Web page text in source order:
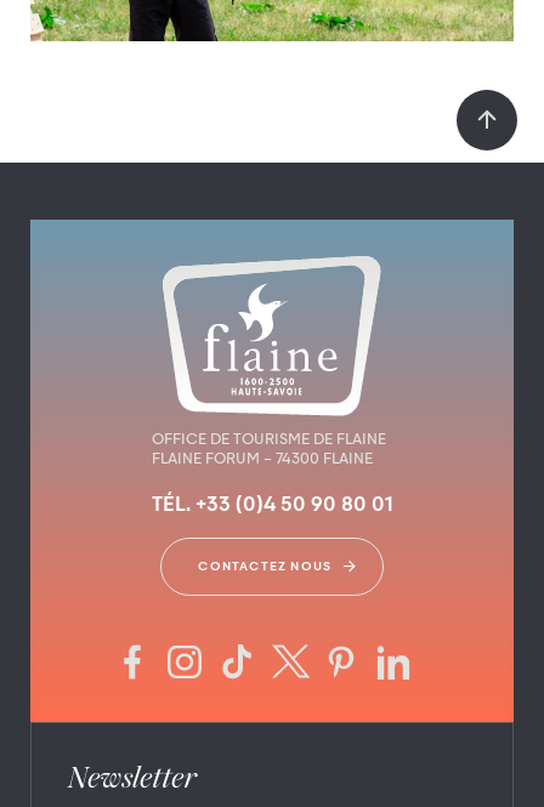
OFFICE DE TOURISME DE FLAINE
FLAINE FORUM – 74300 FLAINE
TÉL. +33 (0)4 50 90 80 01
CONTACTEZ NOUS
Newsletter